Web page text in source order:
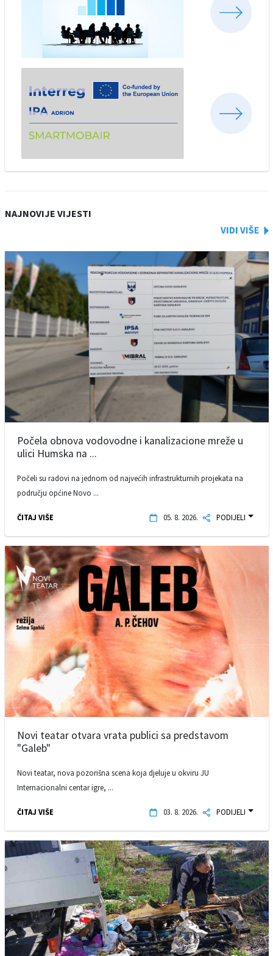
NAJNOVIJE VIJESTI
Počela obnova vodovodne i kanalizacione mreže u
ulici Humska na ...
Počeli su radovi na jednom od najvećih infrastrukturnih projekata na
području općine Novo ...
ČITAJ VIŠE 05. 8. 2026. PODIJELI
Novi teatar otvara vrata publici sa predstavom
"Galeb"
Novi teatar, nova pozorišna scena koja djeluje u okviru JU
Internacionalni centar igre, ...
ČITAJ VIŠE 03. 8. 2026. PODIJELI